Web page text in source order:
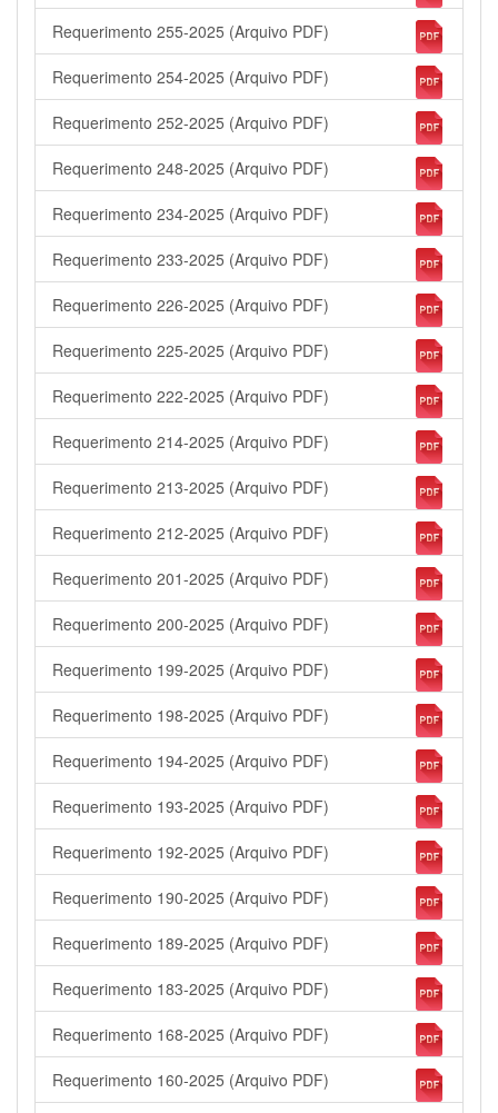
Requerimento 255-2025 (Arquivo PDF)
Requerimento 254-2025 (Arquivo PDF)
Requerimento 252-2025 (Arquivo PDF)
Requerimento 248-2025 (Arquivo PDF)
Requerimento 234-2025 (Arquivo PDF)
Requerimento 233-2025 (Arquivo PDF)
Requerimento 226-2025 (Arquivo PDF)
Requerimento 225-2025 (Arquivo PDF)
Requerimento 222-2025 (Arquivo PDF)
Requerimento 214-2025 (Arquivo PDF)
Requerimento 213-2025 (Arquivo PDF)
Requerimento 212-2025 (Arquivo PDF)
Requerimento 201-2025 (Arquivo PDF)
Requerimento 200-2025 (Arquivo PDF)
Requerimento 199-2025 (Arquivo PDF)
Requerimento 198-2025 (Arquivo PDF)
Requerimento 194-2025 (Arquivo PDF)
Requerimento 193-2025 (Arquivo PDF)
Requerimento 192-2025 (Arquivo PDF)
Requerimento 190-2025 (Arquivo PDF)
Requerimento 189-2025 (Arquivo PDF)
Requerimento 183-2025 (Arquivo PDF)
Requerimento 168-2025 (Arquivo PDF)
Requerimento 160-2025 (Arquivo PDF)